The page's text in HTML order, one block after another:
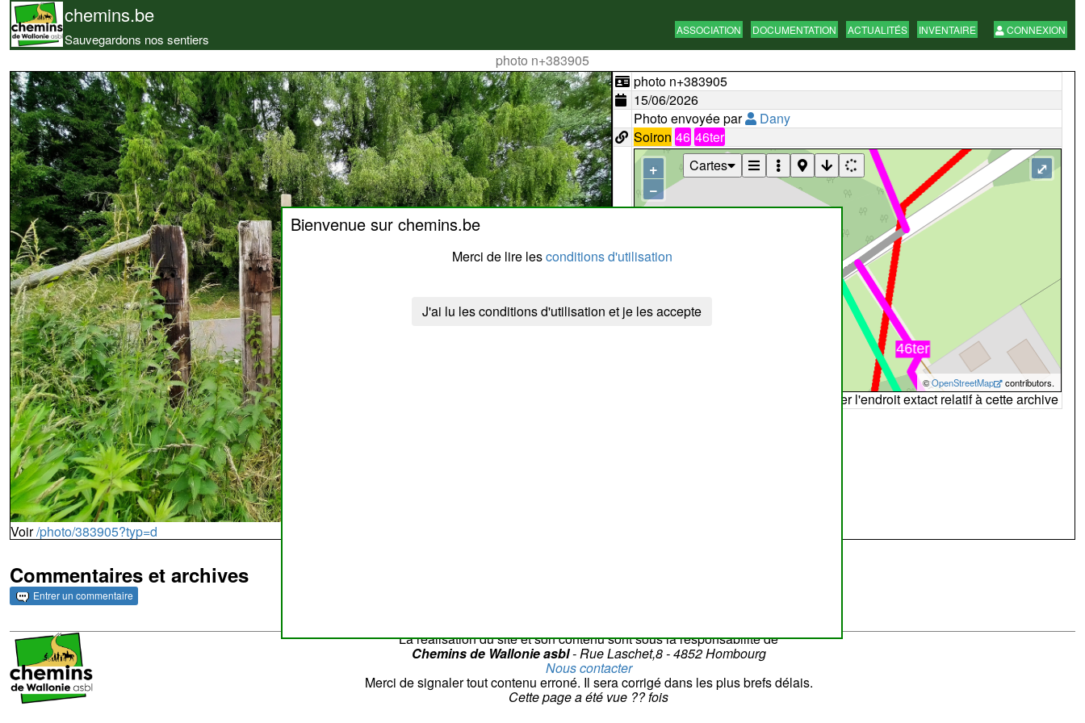
chemins.be
Sauvegardons nos sentiers
ASSOCIATION DOCUMENTATION ACTUALITÉS INVENTAIRE CONNEXION
photo n+383905
Bienvenue sur chemins.be
Merci de lire lesconditions d'utilisation
J'ai lu les conditions d'utilisation et je les accepte
Voir/photo/383905?typ=d
photo n+383905
15/06/2026
Photo envoyée par
Dany
Soiron 46 46ter
©OpenStreetMap contributors.
+
−
⤢
Cartes
: la carte peut ne pas refléter l'endroit extact relatif à cette archive
Commentaires et archives
Entrer un commentaire
La réalisation du site et son contenu sont sous la responsabilité de
Chemins de Wallonie asbl- Rue Laschet,8 - 4852 Hombourg
Nous contacter
Merci de signaler tout contenu erroné. Il sera corrigé dans les plus brefs délais.
Cette page a été vue ??fois